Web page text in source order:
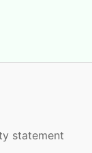
statement